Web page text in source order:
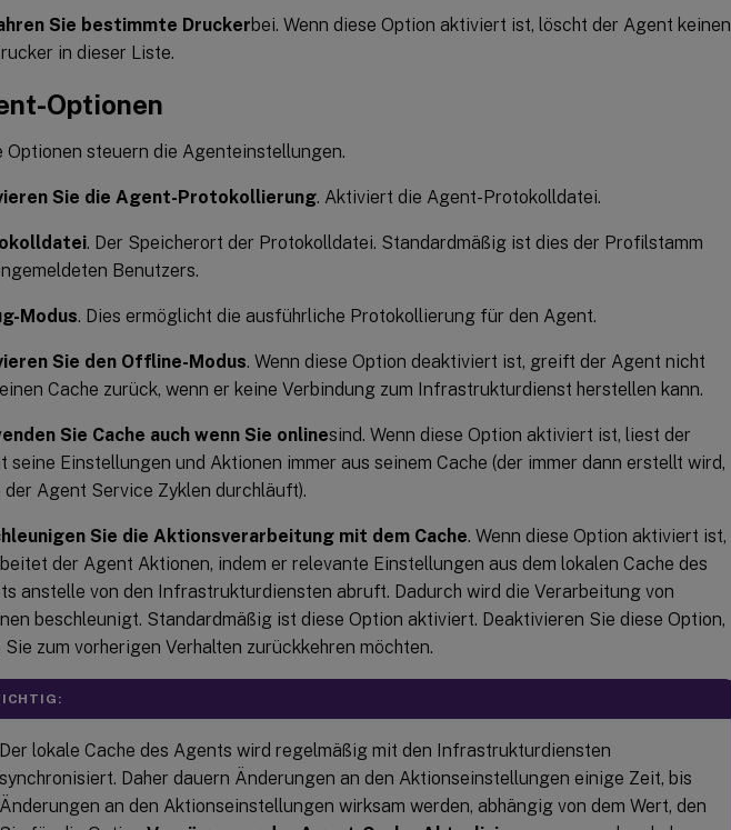
Sie bestimmte Druckerbei. Wenn diese Option aktiviert ist, löscht der Agent keinen
in dieser Liste.
Optionen
Optionen steuern die Agenteinstellungen.
Sie die Agent-Protokollierung. Aktiviert die Agent-Protokolldatei.
. Der Speicherort der Protokolldatei. Standardmäßig ist dies der Profilstamm
Benutzers.
Modus. Dies ermöglicht die ausführliche Protokollierung für den Agent.
Sie den Offline-Modus. Wenn diese Option deaktiviert ist, greift der Agent nicht
Cache zurück, wenn er keine Verbindung zum Infrastrukturdienst herstellen kann.
Sie Cache auch wenn Sie onlinesind. Wenn diese Option aktiviert ist, liest der
seine Einstellungen und Aktionen immer aus seinem Cache (der immer dann erstellt wird,
der Agent Service Zyklen durchläuft).
Sie die Aktionsverarbeitung mit dem Cache. Wenn diese Option aktiviert ist,
der Agent Aktionen, indem er relevante Einstellungen aus dem lokalen Cache des
anstelle von den Infrastrukturdiensten abruft. Dadurch wird die Verarbeitung von
beschleunigt. Standardmäßig ist diese Option aktiviert. Deaktivieren Sie diese Option,
Sie zum vorherigen Verhalten zurückkehren möchten.
Der lokale Cache des Agents wird regelmäßig mit den Infrastrukturdiensten
synchronisiert. Daher dauern Änderungen an den Aktionseinstellungen einige Zeit, bis
Änderungen an den Aktionseinstellungen wirksam werden, abhängig von dem Wert, den